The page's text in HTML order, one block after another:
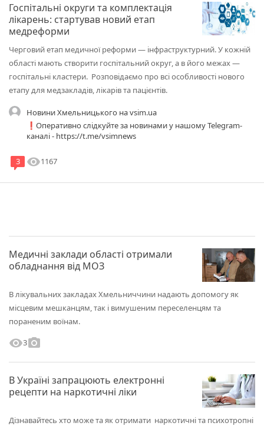
Госпітальні округи та комплектація
лікарень: стартував новий етап
медреформи
Черговий етап медичної реформи — інфраструктурний. У кожній
області мають створити госпітальний округ, а в його межах —
госпітальні кластери. Розповідаємо про всі особливості нового
етапу для медзакладів, лікарів та пацієнтів.
Новини Хмельницького на vsim.ua
❗️Оперативно слідкуйте за новинами у нашому Telegram-
каналі - https://t.me/vsimnews
3 visibility1167
Медичні заклади області отримали
обладнання від МОЗ
В лікувальних закладах Хмельниччини надають допомогу як
місцевим мешканцям, так і вимушеним переселенцям та
пораненим воїнам.
visibility3photo_camera
В Україні запрацюють електронні
рецепти на наркотичні ліки
Дізнавайтесь хто може та як отримати наркотичні та психотропні